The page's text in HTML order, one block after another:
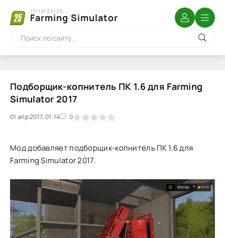
Farming Simulator
17/19/22/25
Подборщик-копнитель ПК 1.6 для Farming
Simulator 2017
01 апр 2017, 01:14 0
1 2 3 4 5
Мод добавляет подборщик-копнитель ПК 1.6 для
Farming Simulator 2017.